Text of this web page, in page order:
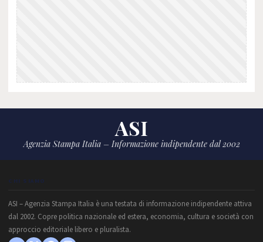
ASI
Agenzia Stampa Italia – Informazione indipendente dal 2002
CHI SIAMO
ASI – Agenzia Stampa Italia è una testata di informazione indipendente attiva
dal 2002. Copre politica nazionale ed estera, economia, cultura e società con
approccio editoriale libero e pluralista.